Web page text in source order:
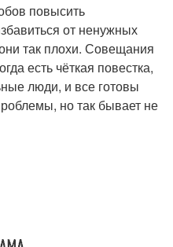
повысить
от ненужных
так плохи. Совещания
есть чёткая повестка,
люди, и все готовы
но так бывает не